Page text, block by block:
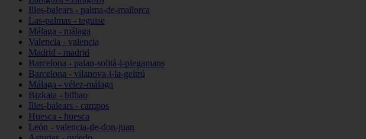
Illes-balears - palma-de-mallorca
Las-palmas - teguise
Málaga - málaga
Valencia - valencia
Madrid - madrid
Barcelona - palau-solità-i-plegamans
Barcelona - vilanova-i-la-geltrú
Málaga - vélez-málaga
Bizkaia - bilbao
Illes-balears - campos
Huesca - huesca
León - valencia-de-don-juan